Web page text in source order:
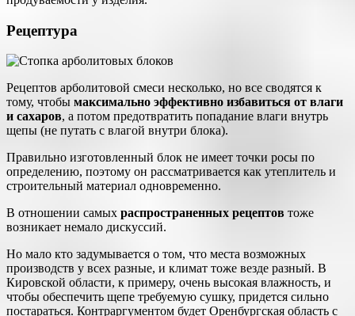
Рецептура
Рецептов арболитовой смеси несколько, но все сводятся к
тому, чтобы максимально эффективно избавиться от влаги
и сахаров, а потом предотвратить попадание влаги внутрь
щепы (не путать с влагой внутри блока).
Правильно изготовленный блок не имеет точки росы по
определению, поэтому он рассматривается как утеплитель и
строительный материал одновременно.
В отношении самых распространенных рецептов тоже
возникает немало дискуссий.
Но мало кто задумывается о том, что места возможных
производств у всех разные, и климат тоже везде разный. В
Кировской области, к примеру, очень высокая влажность, и
чтобы обеспечить щепе требуемую сушку, придется сильно
постараться. Контраргументом будет Оренбургская область с